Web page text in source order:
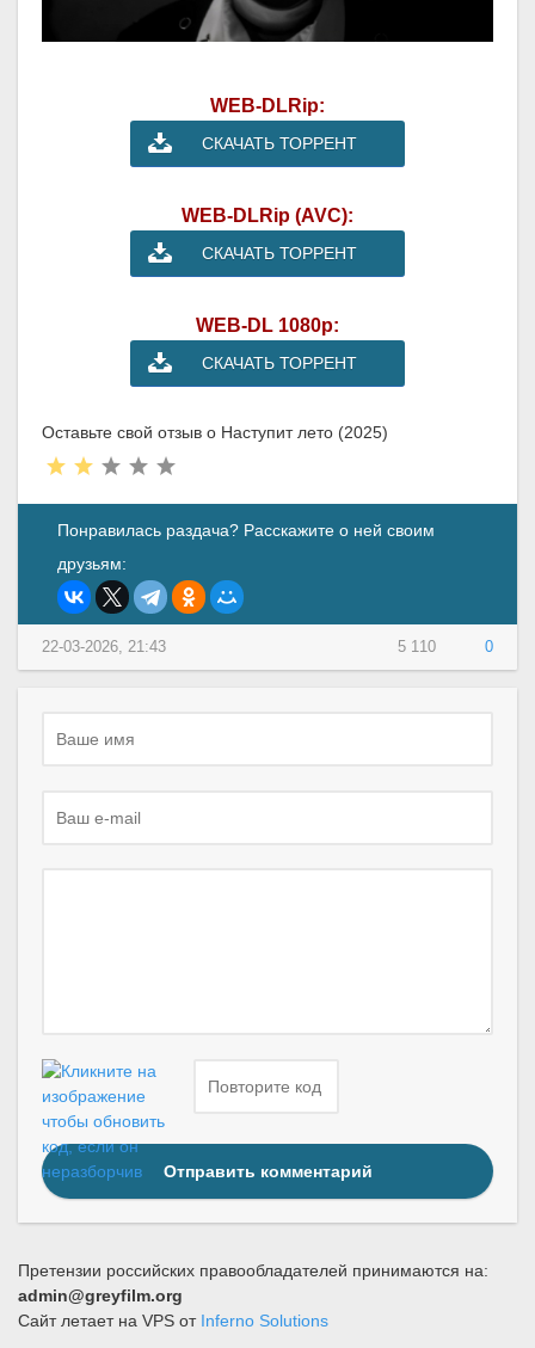
WEB-DLRip:
СКАЧАТЬ ТОРРЕНТ
WEB-DLRip (AVC):
СКАЧАТЬ ТОРРЕНТ
WEB-DL 1080p:
СКАЧАТЬ ТОРРЕНТ
Оставьте свой отзыв о Наступит лето (2025)
Понравилась раздача? Расскажите о ней своим
друзьям:
5 110 0
22-03-2026, 21:43
Отправить комментарий
Претензии российских правообладателей принимаются на:
admin@greyfilm.org
Сайт летает на VPS от Inferno Solutions